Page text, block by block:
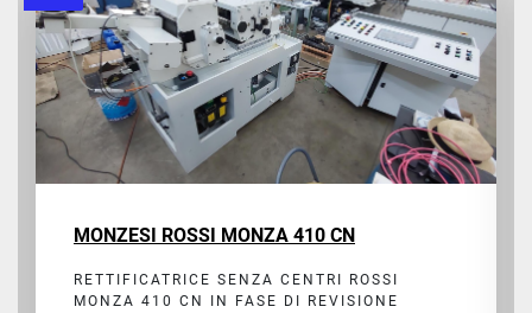
MONZESI ROSSI MONZA 410 CN
RETTIFICATRICE SENZA CENTRI ROSSI
MONZA 410 CN IN FASE DI REVISIONE